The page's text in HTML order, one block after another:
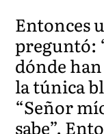
Entonces
preguntó:
dónde
la túnica
“Señor
sabe”.